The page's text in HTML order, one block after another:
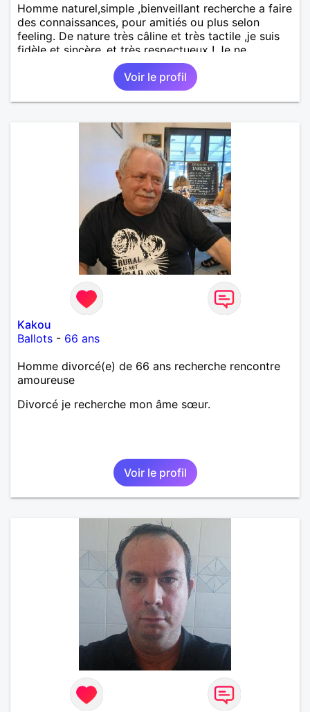
Homme naturel,simple ,bienveillant recherche a faire
des connaissances, pour amitiés ou plus selon
feeling. De nature très câline et très tactile ,je suis
fidèle et sincère.,et très respectueux ! Je ne
supporte pas le mensonge.Rien ne vaut une vraie
rencontre,pour échanger en toute simplicité,j'ai du
mal à prolonger des échanges virtuels Je suis plutôt
attiré par des femmes ayant la cinquantaine ,belles
naturellement ,sans fards ,ni excès A vous de jouer
Voir le profil
Kakou
Ballots - 66 ans
Homme divorcé(e) de 66 ans recherche rencontre
amoureuse
Divorcé je recherche mon âme sœur.
Voir le profil